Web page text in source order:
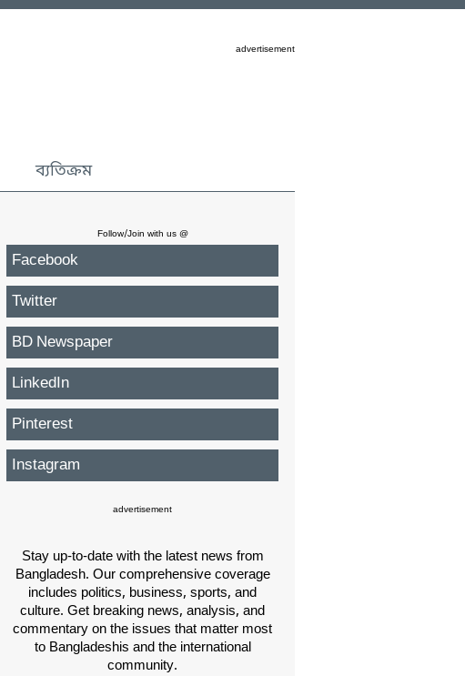
advertisement
ব্যতিক্রম
Follow/Join with us @
Facebook
Twitter
BD Newspaper
LinkedIn
Pinterest
Instagram
advertisement
Stay up-to-date with the latest news from
Bangladesh. Our comprehensive coverage
includes politics, business, sports, and
culture. Get breaking news, analysis, and
commentary on the issues that matter most
to Bangladeshis and the international
community.